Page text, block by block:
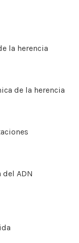
la herencia
de la herencia
del ADN